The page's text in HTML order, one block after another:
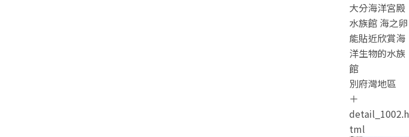
大分海洋宮殿
水族館 海之卵
能貼近欣賞海
洋生物的水族
館
別府灣地區
＋
detail_1002.h
tml